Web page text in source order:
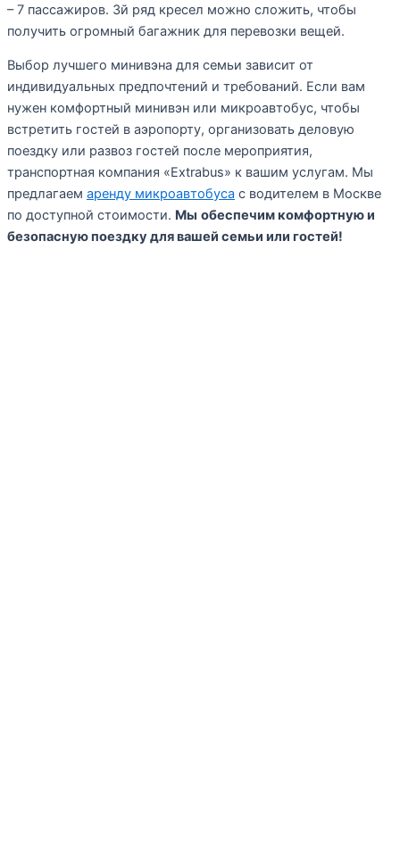
– 7 пассажиров. 3й ряд кресел можно сложить, чтобы
получить огромный багажник для перевозки вещей.
Выбор лучшего минивэна для семьи зависит от
индивидуальных предпочтений и требований. Если вам
нужен комфортный минивэн или микроавтобус, чтобы
встретить гостей в аэропорту, организовать деловую
поездку или развоз гостей после мероприятия,
транспортная компания «Extrabus» к вашим услугам. Мы
предлагаем аренду микроавтобуса с водителем в Москве
по доступной стоимости. Мы обеспечим комфортную и
безопасную поездку для вашей семьи или гостей!